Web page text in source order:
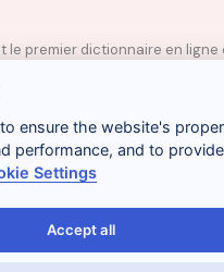
le premier dictionnaire en ligne
Confidentialité
ensure the website's
performance, and to
Settings
Accept all